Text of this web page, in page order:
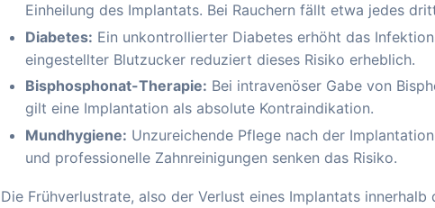
Einheilung des Implantats. Bei Rauchern fällt etwa jedes
Diabetes: Ein unkontrollierter Diabetes erhöht das
eingestellter Blutzucker reduziert dieses Risiko erheblich.
Bisphosphonat-Therapie: Bei intravenöser Gabe von
gilt eine Implantation als absolute Kontraindikation.
Mundhygiene: Unzureichende Pflege nach der
und professionelle Zahnreinigungen senken das Risiko.
Die Frühverlustrate, also der Verlust eines Implantats